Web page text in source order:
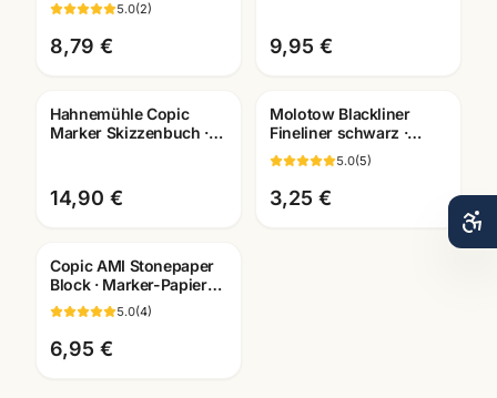
Künstlerbedarf
Mannheim
5.0(2)
8,79 € 9,95 €
Hahnemühle Copic
Marker Skizzenbuch ·
14,90 €
Molotow Blackliner
Fineliner schwarz ·
pigmentiert +
dokumentenecht ·
Künstlerbedarf
5.0(5)
3,25 €
Copic AMI Stonepaper
Block · Marker-Papier
aus Steinmehl ·
A6/A5/A4/A3 ·
Mannheim
5.0(4)
6,95 €